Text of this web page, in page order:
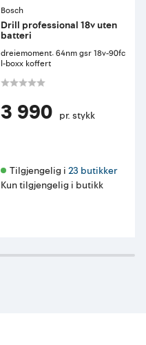
Bosch
Drill professional 18v uten
batteri
dreiemoment: 64nm gsr 18v-90fc
l-boxx koffert
3 990 pr. stykk
Tilgjengelig i 23 butikker
Kun tilgjengelig i butikk